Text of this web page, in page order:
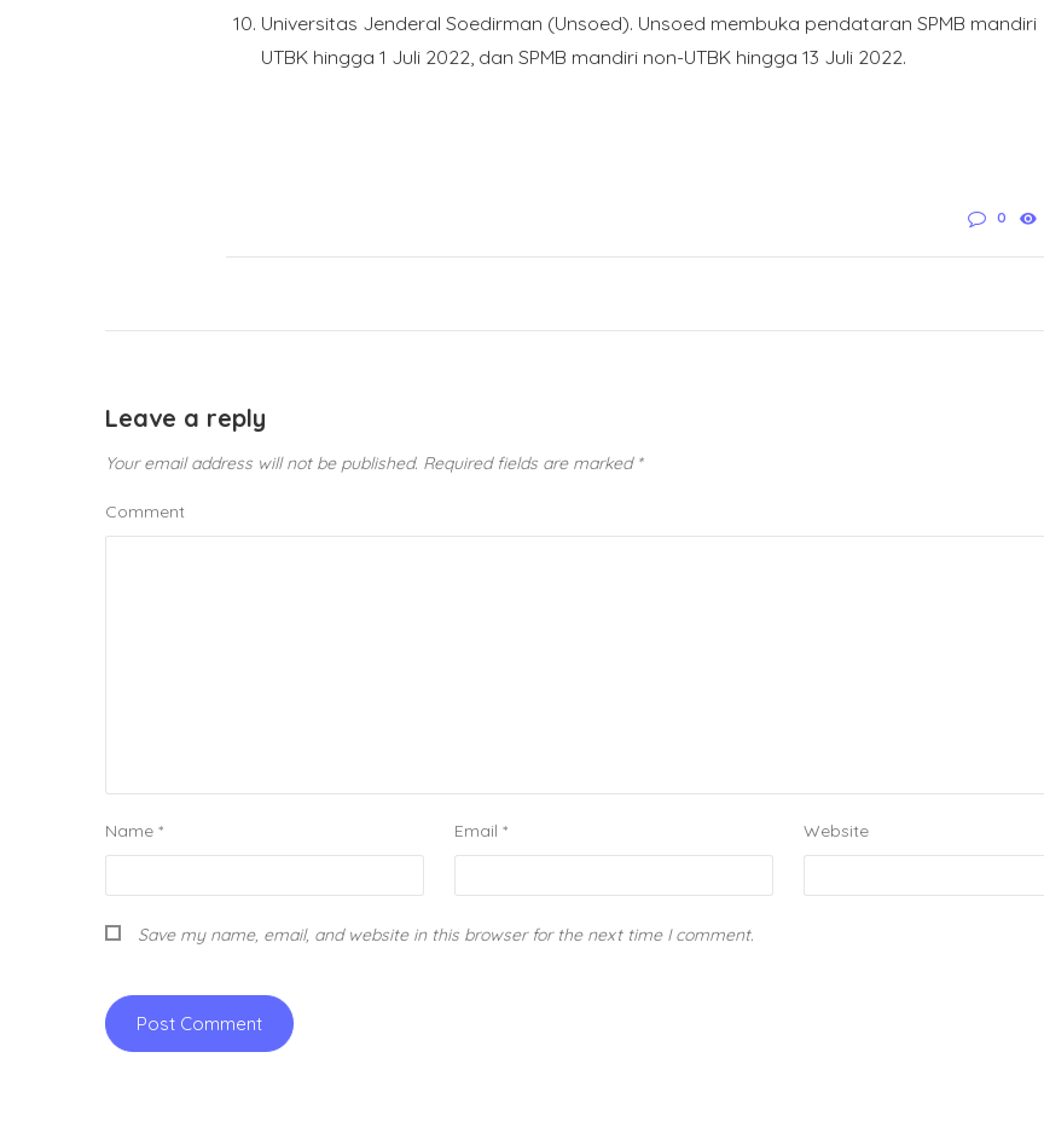
Universitas Jenderal Soedirman (Unsoed). Unsoed membuka pendataran SPMB mandiri
UTBK hingga 1 Juli 2022, dan SPMB mandiri non-UTBK hingga 13 Juli 2022.
0
Leave a reply
Your email address will not be published. Required fields are marked *
Comment
Name * Email * Website
Save my name, email, and website in this browser for the next time I comment.